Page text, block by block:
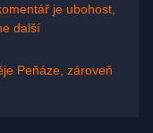
je ubohost,
další
Peňáze, zároveň